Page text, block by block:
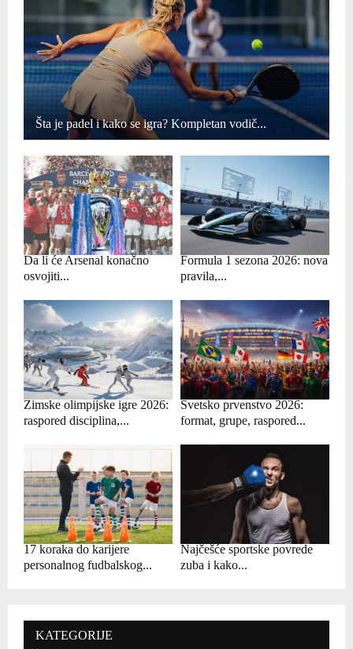
Šta je padel i kako se igra? Kompletan vodič...
Da li će Arsenal konačno
osvojiti...
Formula 1 sezona 2026: nova
pravila,...
Zimske olimpijske igre 2026:
raspored disciplina,...
Svetsko prvenstvo 2026:
format, grupe, raspored...
17 koraka do karijere
personalnog fudbalskog...
Najčešće sportske povrede
zuba i kako...
KATEGORIJE